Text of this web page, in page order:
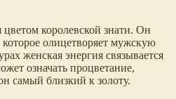
королевской знати. Он
олицетворяет мужскую
женская энергия связывается
означать процветание,
самый близкий к золоту.